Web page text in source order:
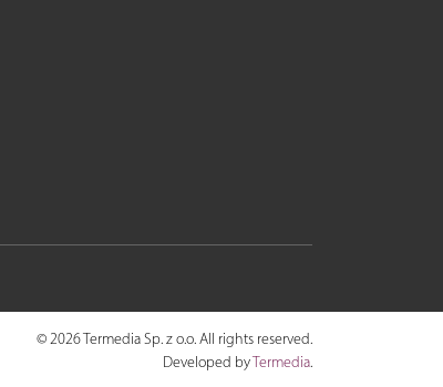
© 2026 Termedia Sp. z o.o. All rights reserved.
Developed byTermedia.